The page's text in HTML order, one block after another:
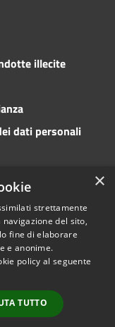
illecite
dati personali
© 2026 • Comune di
• Powered by
redazione
×
strettamente
del sito,
fine di elaborare
e anonime.
policy al seguente
TUTTO